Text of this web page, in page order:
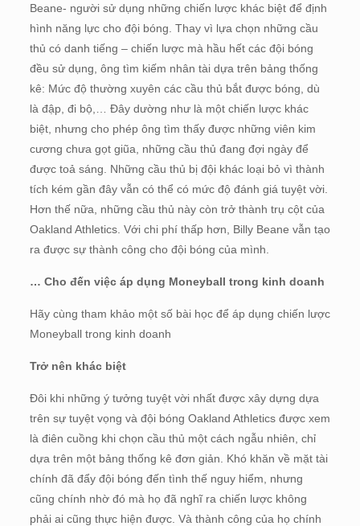
Beane- người sử dụng những chiến lược khác biệt để định
hình năng lực cho đội bóng. Thay vì lựa chọn những cầu
thủ có danh tiếng – chiến lược mà hầu hết các đội bóng
đều sử dụng, ông tìm kiếm nhân tài dựa trên bảng thống
kê: Mức độ thường xuyên các cầu thủ bắt được bóng, dù
là đập, đi bộ,… Đây dường như là một chiến lược khác
biệt, nhưng cho phép ông tìm thấy được những viên kim
cương chưa gọt giũa, những cầu thủ đang đợi ngày để
được toả sáng. Những cầu thủ bị đội khác loại bỏ vì thành
tích kém gần đây vẫn có thể có mức độ đánh giá tuyệt vời.
Hơn thế nữa, những cầu thủ này còn trở thành trụ cột của
Oakland Athletics. Với chi phí thấp hơn, Billy Beane vẫn tạo
ra được sự thành công cho đội bóng của mình.
… Cho đến việc áp dụng Moneyball trong kinh doanh
Hãy cùng tham khảo một số bài học để áp dụng chiến lược
Moneyball trong kinh doanh
Trở nên khác biệt
Đôi khi những ý tưởng tuyệt vời nhất được xây dựng dựa
trên sự tuyệt vọng và đội bóng Oakland Athletics được xem
là điên cuồng khi chọn cầu thủ một cách ngẫu nhiên, chỉ
dựa trên một bảng thống kê đơn giản. Khó khăn về mặt tài
chính đã đẩy đội bóng đến tình thế nguy hiểm, nhưng
cũng chính nhờ đó mà họ đã nghĩ ra chiến lược không
phải ai cũng thực hiện được. Và thành công của họ chính